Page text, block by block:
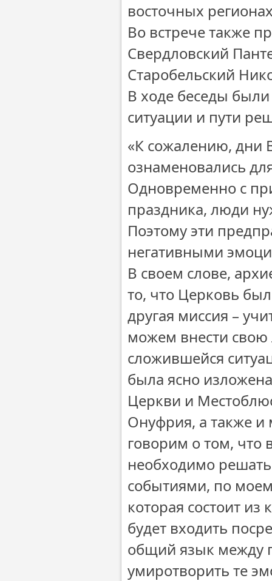
восточных
Во встрече также
Свердловский
Старобельский
В ходе беседы
ситуации и пути
«К сожалению, дни
ознаменовались
Одновременно с
праздника, люди
Поэтому эти
негативными
В своем слове,
то, что Церковь
другая миссия –
можем внести
сложившейся
была ясно
Церкви и
Онуфрия, а также
говорим о том, что
необходимо
событиями, по
которая состоит
будет входить
общий язык между
умиротворить те